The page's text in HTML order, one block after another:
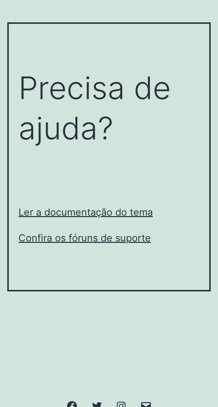
Precisa de
ajuda?
Ler a documentação do tema
Confira os fóruns de suporte
FacebookTwitter Instagram